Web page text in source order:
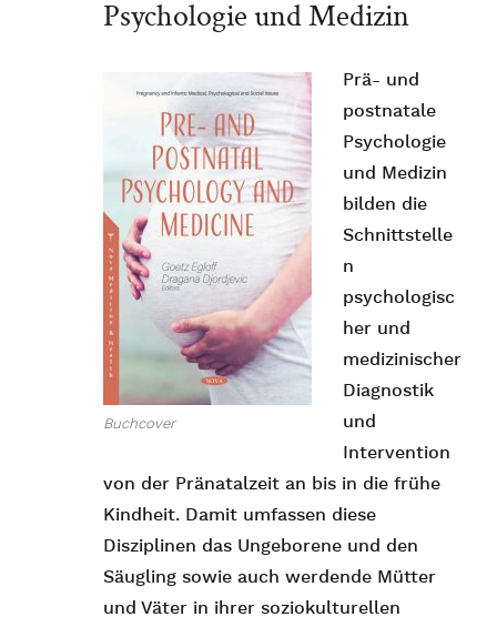
Psychologie und Medizin
Buchcover
Prä- und
postnatale
Psychologie
und Medizin
bilden die
Schnittstelle
n
psychologisc
her und
medizinischer
Diagnostik
und
Intervention
von der Pränatalzeit an bis in die frühe
Kindheit. Damit umfassen diese
Disziplinen das Ungeborene und den
Säugling sowie auch werdende Mütter
und Väter in ihrer soziokulturellen